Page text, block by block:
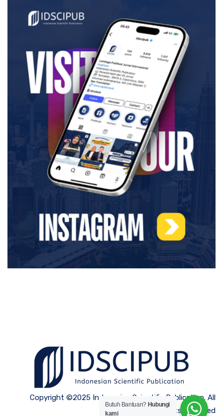
Copyright ©2025 Indonesian Scientific Publication. All
Rights Reserved
Butuh Bantuan? Hubungi
kami